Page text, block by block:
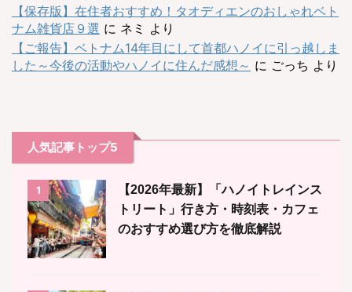
【保存版】在住者おすすめ！タオディエンのおしゃれベト
ナム雑貨店９選 に ネミ より
【ご報告】ベトナム14年目にして首都ハノイに引っ越しま
した～今後の活動やハノイに住んだ感想～ に ごっち より
人気記事トップ5
1
【2026年最新】「ハノイトレインス
トリート」行き方・時刻表・カフェ
のおすすめ選び方を徹底解説